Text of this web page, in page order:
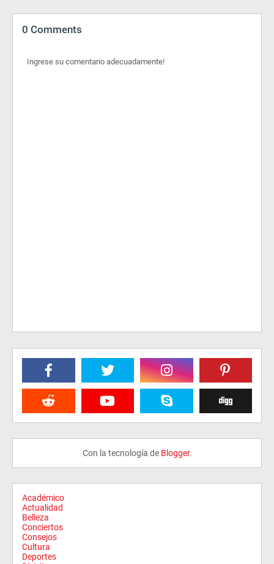
0 Comments
Ingrese su comentario adecuadamente!
Con la tecnología de Blogger.
Académico
Actualidad
Belleza
Conciertos
Consejos
Cultura
Deportes